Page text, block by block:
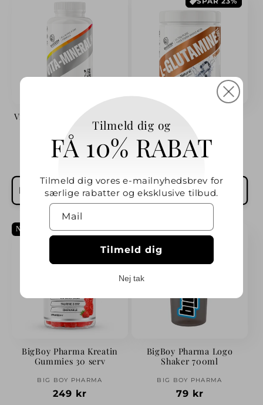
Vita-mineral 100% 60 kaps
Forhandler:
SWEDISH SUPPLEMENTS
Normalpris
109 kr
Læg i indkøbskurv
L-Glutamin 100% 250 g
Forhandler:
SWEDISH SUPPLEMENTS
Udsalgspris
159 kr Normalpris
209 kr
Læg i indkøbskurv
NYHET!
BigBoy Pharma Kreatin
Gummies 30 serv
Forhandler:
BIG BOY PHARMA
Normalpris
249 kr
BigBoy Pharma Logo
Shaker 700ml
Forhandler:
BIG BOY PHARMA
Normalpris
79 kr
Tilmeld dig og
FÅ 10% RABAT
Tilmeld dig vores e-mailnyhedsbrev for
særlige rabatter og eksklusive tilbud.
Mail
Tilmeld dig
Nej tak
Log ind på din konto for at tilføje produkter
til din ønskeliste og se dine tidligere gemte
varer.